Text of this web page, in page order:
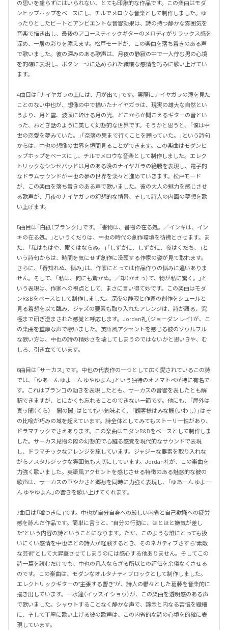
の思いを慮らずにはいられない、とても印象的な作品です。この楽曲はモダ
ンヒップホップをベースにし、チルでメロウな音楽として制作しました。ゆ
ったりとしたビートとアンビエントな音響効果は、詩の持つ静かな雰囲気を
音楽で描き出し、最後のアコースティックギターのメロディがリラックス感を
深め、一層の彩りを添えます。松戸モードが、この楽曲を落ち着きのある声
で歌いました。彼の深みのある歌声は、月夜の静寂の中で一人佇む男の心境
を的確に表現し、ボタン一つに込められた繊細な感情を巧みに歌い上げてい
ます。
4曲目は「ナイヤガラの上には、月が出て」です。実際にナイヤガラの滝を見た
ことのない中也が、想像の中で描いたナイヤガラは、現実の雄大な自然とい
うより、月と雲、波頭に砕ける月の光、どこからか聞こえるギターの音とい
った、おとぎ話のように美しく幻想的な世界です。そうかと思うと、「僕は中
世の恋愛を夢みていた。」「奈落の果まで行くことを願っていた。」という詩句
からは、中也の想像の世界を垣間見ることができます。この楽曲はモダンヒ
ップホップをベースにし、チルでメロウな音楽として制作しました。エレク
トリックなシンセパッドは月のある晩のナイヤガラの絶勝を表現し、電子的
なドラムサウンドが中也の夢の世界を淡々と進めていきます。松戸モード
が、この楽曲を落ち着きのある声で歌いました。彼の大人の魅力を感じさせ
る歌声が、月夜のナイヤガラの幻想的な情景、そして詩人の内面の夢想を歌
い上げます。
5曲目は「白紙（ブランク）」です。「書物は、書物の在る処。／インキは、イン
キの在る処。」というくだりは、中也の時代の創作環境を彷彿とさせます。ま
た、「私はもはや、眠くはならぬ。」「しずかに、しずかに、夜はくだち、」と
いう詩句からは、時間を気にせず創作に没頭する作家の姿が見て取れます。
さらに、「得知れぬ、悩み」は、作家にとっては作品作りの悩みに違いありま
せん。そして、「私は、何にも驚かぬ。／却（かえっ）て、物が私に驚く。」と
いう表現は、作家への視点として、まさに言い得て妙です。この楽曲はモダ
ンR&Bをベースとして制作しました。深夜の静寂と作家の創作をシュールと
見る着想を以て臨み、ジャズの要素も取り入れたアレンジは、詩が語る、究
極まで研ぎ澄まされた感覚と呼応します。Jordan礼（ジョーダン レイ）が、こ
の楽曲を重厚な声で歌いました。英語風アクセントを感じる彼のソウルフル
な歌い方は、中也の詩の精妙さを壊してしまうのではないかと思いきや、む
しろ、引き立てています。
6曲目は「サーカス」です。中也の代表作の一つとして広く愛されているこの詩
では、「ゆあーん ゆよーん ゆやゆよん」という独特のオノマトペが特に有名で
す。これはブランコの動きを表現したとも、サーカスの音響を表したとも解
釈できますが、とにかくも忘れることのできない一節です。他にも、「屋外は
真ッ闇（くら）　闇の闇」はとても小気味よく、「観客様はみな鰯（いわし）」はそ
の比喩が巧みの域を超えています。詩全体としてみてもストーリー性があり、
ドラマチックでさえあります。この楽曲はモダンR&Bをベースとして制作しま
した。サーカス見物の際の幻想的で心躍る感覚を現代的なサウンドで表現
し、ドラマチックなアレンジを施しています。ジャジーな要素を取り入れな
がらノスタルジックな雰囲気も大切にしています。Jordan礼が、この楽曲を
力強く歌いました。英語風アクセントを感じさせる特徴のある魅惑的な彼の
歌声は、サーカスの華やかさと郷愁を同時に力強く表現し、「ゆあーん ゆよー
ん ゆやゆよん」の響きを歌い上げてくれます。
7曲目は「嘘つきに」です。中也が自分自身への厳しい内省と自己欺瞞への疲労
感を詠んだ作品です。簡単に言うと、“自分の行動に、ほとほと嫌気が差し
た”という内容の詩ということになります。ただ、このような誰にとっても扱
いにくい感情を中也ほどの詩人が経験するとき、そのネガティブさすら“素敵
な芸術”として大昇華させてしまうのには感心する他ありません。そしてこの
詩一篇を読むだけでも、中也の凡人ならざる所以との評価を余儀なくさせる
のです。この楽曲は、モダンなオルタナティブロックとして制作しました。
エレクトリックギターの“主張する響き”が、詩人の鬱々とした葛藤を音楽的に
描き出しています。一水鐘（イッスイ ショウ）が、この楽曲を透明感のある声
で歌いました。シャウトすることなく静かな声で、諦念と内なる苦悩を繊細
に、そして丁寧に歌い上げる彼の歌声は、この内省的な詩の心境を的確に表
現しています。